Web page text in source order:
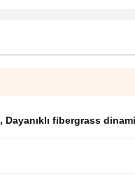
, Dayanıklı fibergrass